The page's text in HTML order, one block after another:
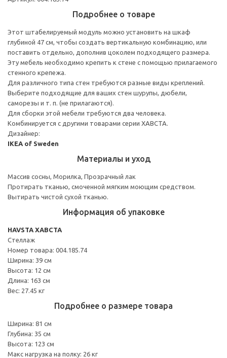
Подробнее о товаре
Этот штабелируемый модуль можно установить на шкаф
глубиной 47 см, чтобы создать вертикальную комбинацию, или
поставить отдельно, дополнив цоколем подходящего размера.
Эту мебель необходимо крепить к стене с помощью прилагаемого
стенного крепежа.
Для различного типа стен требуются разные виды креплений.
Выберите подходящие для ваших стен шурупы, дюбели,
саморезы и т. п. (не прилагаются).
Для сборки этой мебели требуются два человека.
Комбинируется с другими товарами серии ХАВСТА.
Дизайнер:
IKEA of Sweden
Материалы и уход
Массив сосны, Морилка, Прозрачный лак
Протирать тканью, смоченной мягким моющим средством.
Вытирать чистой сухой тканью.
Информация об упаковке
HAVSTA ХАВСТА
Стеллаж
Номер товара: 004.185.74
Ширина: 39 см
Высота: 12 см
Длина: 163 см
Вес: 27.45 кг
Подробнее о размере товара
Ширина: 81 см
Глубина: 35 см
Высота: 123 см
Макс нагрузка на полку: 26 кг